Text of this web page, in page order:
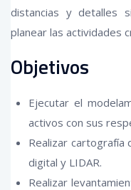
distancias y detalles
planear las actividades
Objetivos
Ejecutar el
activos con sus
Realizar cartografía
digital y LIDAR.
Realizar